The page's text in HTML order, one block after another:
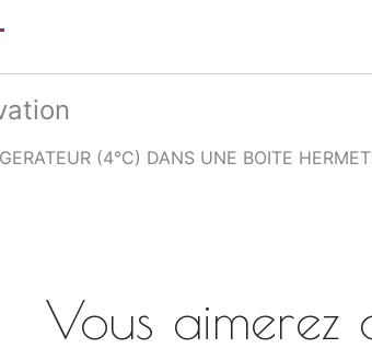
(4°C) DANS UNE BOITE
Vous aimerez